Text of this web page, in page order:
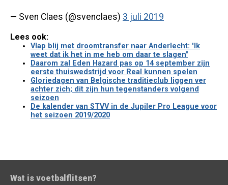
— Sven Claes (@svenclaes) 3 juli 2019
Lees ook:
Vlap blij met droomtransfer naar Anderlecht: 'Ik
weet dat ik het in me heb om daar te slagen"
Daarom zal Eden Hazard pas op 14 september zijn
eerste thuiswedstrijd voor Real kunnen spelen
Gloriedagen van Belgische traditieclub liggen ver
achter zich; dit zijn hun tegenstanders volgend
seizoen
De kalender van STVV in de Jupiler Pro League voor
het seizoen 2019/2020
Wat is voetbalflitsen?